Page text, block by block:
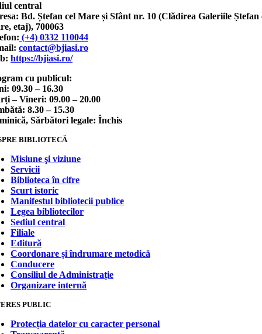
central
Bd. Ștefan cel Mare și Sfânt nr. 10 (Clădirea Galeriile Ștefan
etaj), 700063
(+4) 0332 110044
contact@bjiasi.ro
https://bjiasi.ro/
cu publicul:
09.30 – 16.30
– Vineri: 09.00 – 20.00
8.30 – 15.30
Sărbători legale: Închis
BIBLIOTECĂ
Misiune şi viziune
Servicii
Biblioteca în cifre
Scurt istoric
Manifestul bibliotecii publice
Legea bibliotecilor
Sediul central
Filiale
Editură
Coordonare și îndrumare metodică
Conducere
Consiliul de Administrație
Organizare internă
PUBLIC
Protecția datelor cu caracter personal